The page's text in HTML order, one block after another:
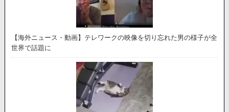
【海外ニュース・動画】テレワークの映像を切り忘れた男の様子が全
世界で話題に